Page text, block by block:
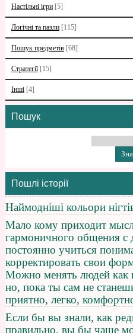
Настільні ігри [5]
Логічні та пазли [115]
Пошук предметів [68]
Стратегії [15]
Інші [4]
Пошук
Пошлі історії